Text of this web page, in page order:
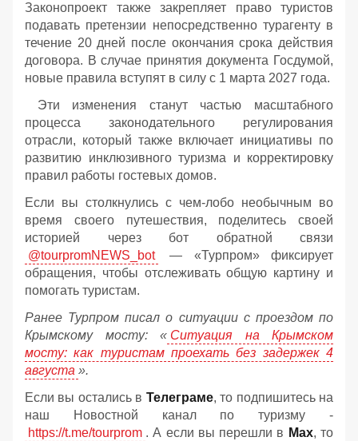
Законопроект также закрепляет право туристов
подавать претензии непосредственно турагенту в
течение 20 дней после окончания срока действия
договора. В случае принятия документа Госдумой,
новые правила вступят в силу с 1 марта 2027 года.
Эти изменения станут частью масштабного
процесса законодательного регулирования
отрасли, который также включает инициативы по
развитию инклюзивного туризма и корректировку
правил работы гостевых домов.
Если вы столкнулись с чем-лобо необычным во
время своего путешествия, поделитесь своей
историей через бот обратной связи
@tourpromNEWS_bot
— «Турпром» фиксирует
обращения, чтобы отслеживать общую картину и
помогать туристам.
Ранее Турпром писал о ситуации с проездом по
Крымскому мосту: « Ситуация на Крымском
мосту: как туристам проехать без задержек 4
августа ».
Если вы остались в Телеграме, то подпишитесь на
наш Новостной канал по туризму -
https://t.me/tourprom . А если вы перешли в Мах, то